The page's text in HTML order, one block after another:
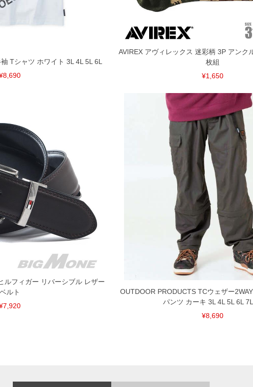
Tシャツ ホワイト 3L 4L 5L 6L
AVIREX アヴィレックス 迷彩柄 3P アンク
枚組
¥1,650
ルフィガー リバーシブル レザー
ベルト
OUTDOOR PRODUCTS TCウェザー
パンツ カーキ 3L 4L 5L 6L 7L
¥8,690